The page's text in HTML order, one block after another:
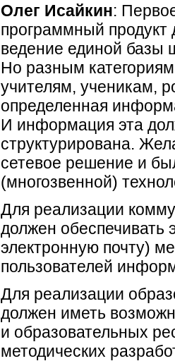
Олег Исайкин:
программный продукт
ведение единой базы
Но разным
учителям, ученикам,
определенная
И информация эта
структурирована.
сетевое решение и
(многозвенной)
Для реализации
должен обеспечивать
электронную почту)
пользователей
Для реализации
должен иметь
и образовательных
методических